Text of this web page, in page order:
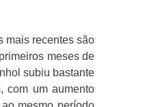
mais recentes são
meses de
subiu bastante
com um aumento